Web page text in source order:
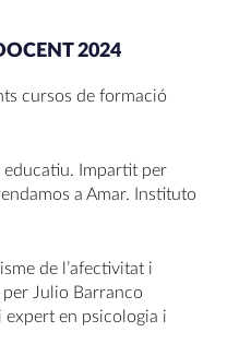
2024
cursos de formació
educatiu. Impartit per
a Amar. Instituto
de l’afectivitat i
Julio Barranco
expert en psicologia i